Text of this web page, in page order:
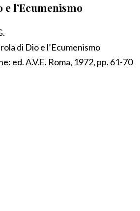
l’Ecumenismo
di Dio e l’Ecumenismo
ed. A.V.E. Roma, 1972, pp. 61-70